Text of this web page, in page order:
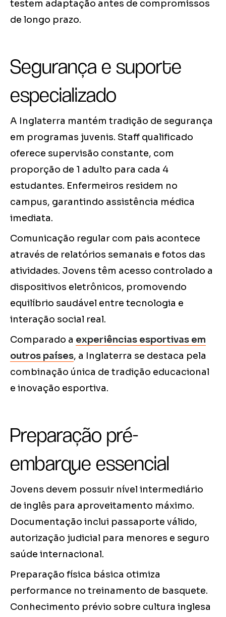
testem adaptação antes de compromissos
de longo prazo.
Segurança e suporte
especializado
A Inglaterra mantém tradição de segurança
em programas juvenis. Staff qualificado
oferece supervisão constante, com
proporção de 1 adulto para cada 4
estudantes. Enfermeiros residem no
campus, garantindo assistência médica
imediata.
Comunicação regular com pais acontece
através de relatórios semanais e fotos das
atividades. Jovens têm acesso controlado a
dispositivos eletrônicos, promovendo
equilíbrio saudável entre tecnologia e
interação social real.
Comparado a experiências esportivas em
outros países, a Inglaterra se destaca pela
combinação única de tradição educacional
e inovação esportiva.
Preparação pré-
embarque essencial
Jovens devem possuir nível intermediário
de inglês para aproveitamento máximo.
Documentação inclui passaporte válido,
autorização judicial para menores e seguro
saúde internacional.
Preparação física básica otimiza
performance no treinamento de basquete.
Conhecimento prévio sobre cultura inglesa